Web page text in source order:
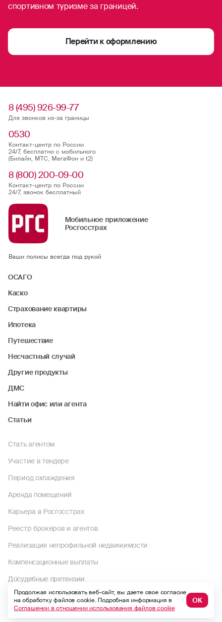
спортивном туризме за границей.
Перейти к оформлению
8 (495) 926-99-77
Для звонков из-за границы
0530
Контакт-центр по России
24/7, бесплатно с мобильного
(Билайн, МТС, МегаФон и t2)
8 (800) 200-09-00
Контакт-центр по России
24/7, звонок бесплатный
Мобильное приложение
Росгосстрах
Ваши полисы всегда под рукой
ОСАГО
Каско
Страхование квартиры
Ипотека
Путешествие
Несчастный случай
Другие продукты
ДМС
Найти офис или агента
Статьи
Стать агентом
Участие в тендере
Период охлаждения
Аренда помещений
Карьера в Росгосстрах
Реестр брокеров и агентов
Реализация непрофильной недвижимости
Компенсационные выплаты
Досудебные претензии
Раскрытие информации
Пользовательское соглашение
Продолжая использовать веб-сайт, вы даете свое согласие
на обработку файлов cookie. Подробная информация в
Соглашении в отношении использования файлов cookie
ОК